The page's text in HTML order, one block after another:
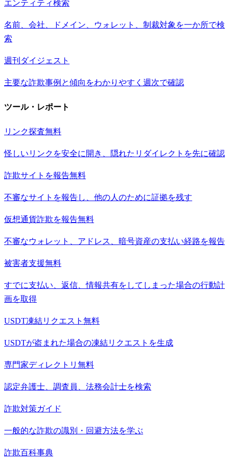
エンティティ検索
名前、会社、ドメイン、ウォレット、制裁対象を一か所で検
索
週刊ダイジェスト
主要な詐欺事例と傾向をわかりやすく週次で確認
ツール・レポート
リンク探査無料
怪しいリンクを安全に開き、隠れたリダイレクトを先に確認
詐欺サイトを報告無料
不審なサイトを報告し、他の人のために証拠を残す
仮想通貨詐欺を報告無料
不審なウォレット、アドレス、暗号資産の支払い経路を報告
被害者支援無料
すでに支払い、返信、情報共有をしてしまった場合の行動計
画を取得
USDT凍結リクエスト 無料
USDTが盗まれた場合の凍結リクエストを生成
専門家ディレクトリ 無料
認定弁護士、調査員、法務会計士を検索
詐欺対策ガイド
一般的な詐欺の識別・回避方法を学ぶ
詐欺百科事典